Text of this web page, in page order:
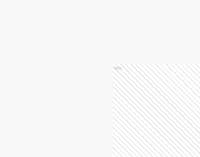
Ads